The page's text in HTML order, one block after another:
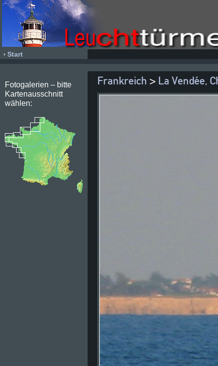
Start
Fotogalerien – bitte
Kartenausschnitt
wählen:
Frankreich > La Vendée,